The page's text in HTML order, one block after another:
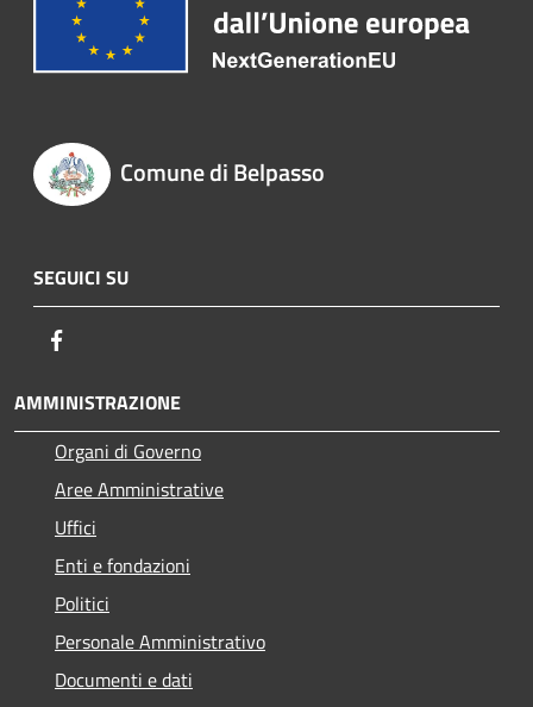
Comune di Belpasso
SEGUICI SU
AMMINISTRAZIONE
Organi di Governo
Aree Amministrative
Uffici
Enti e fondazioni
Politici
Personale Amministrativo
Documenti e dati